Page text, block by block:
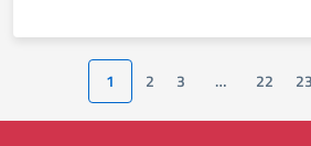
1 2 3 … 22 23